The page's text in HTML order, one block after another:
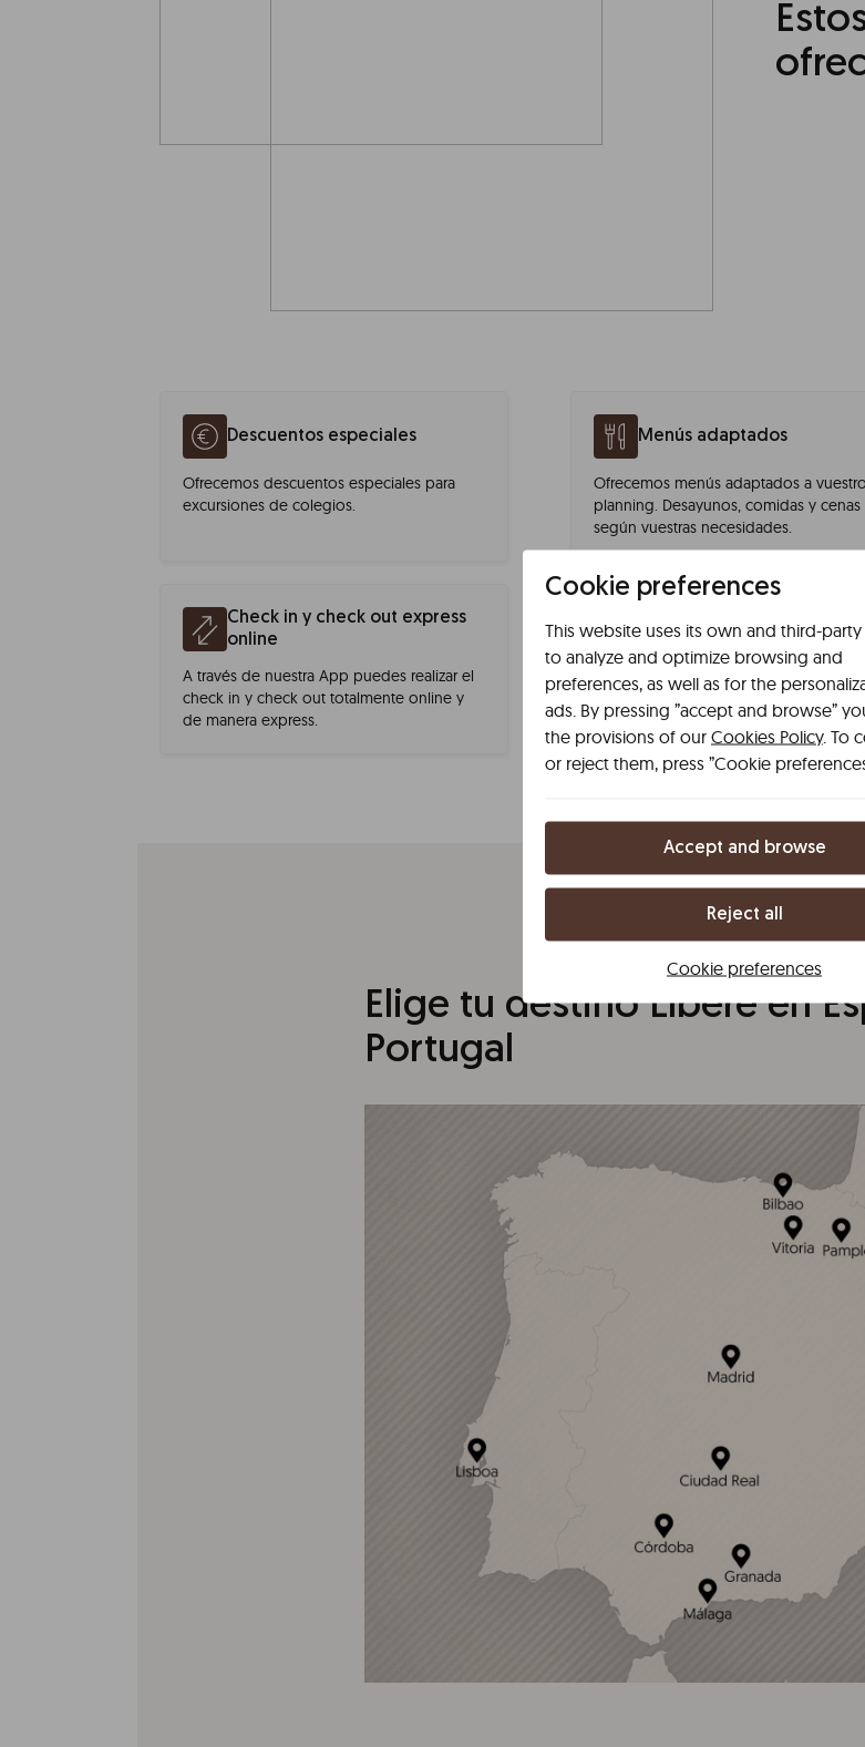
Descuentos especiales
Ofrecemos descuentos especiales para
excursiones de colegios.
Menús adaptados
Ofrecemos menús adaptados a vuestro
planning. Desayunos, comidas y cenas
según vuestras necesidades.
Check in y check out express
online
A través de nuestra App puedes realizar el
check in y check out totalmente online y
de manera express.
Smart lockers
Accede al edificio 24/7 con confianza.
Entrada y habitaciones cuentan con
cerraduras de seguridad con código
Elige tu destino Líbere en
Portugal
Cookie preferences
This website uses its own and third-
to analyze and optimize browsing and
preferences, as well as for the
ads. By pressing ”accept and browse”
the provisions of our Cookies Policy. To
or reject them, press ”Cookie
Accept and browse
Reject all
Cookie preferences